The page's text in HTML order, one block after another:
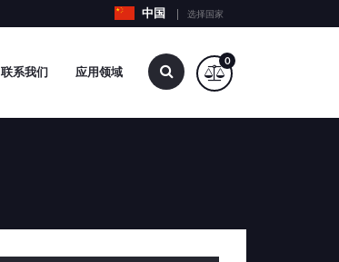
中国 选择国家
联系我们 应用领域
查
找…
0